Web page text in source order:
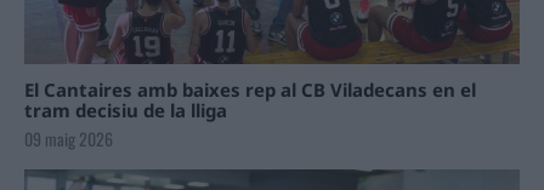
El Cantaires amb baixes rep al CB Viladecans en el
tram decisiu de la lliga
09 maig 2026